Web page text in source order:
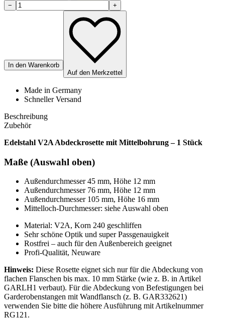
− +
In den Warenkorb
Auf den Merkzettel
Made in Germany
Schneller Versand
Beschreibung
Zubehör
Edelstahl V2A Abdeckrosette mit Mittelbohrung – 1 Stück
Maße (Auswahl oben)
Außendurchmesser 45 mm, Höhe 12 mm
Außendurchmesser 76 mm, Höhe 12 mm
Außendurchmesser 105 mm, Höhe 16 mm
Mittelloch-Durchmesser: siehe Auswahl oben
Material: V2A, Korn 240 geschliffen
Sehr schöne Optik und super Passgenauigkeit
Rostfrei – auch für den Außenbereich geeignet
Profi-Qualität, Neuware
Hinweis: Diese Rosette eignet sich nur für die Abdeckung von
flachen Flanschen bis max. 10 mm Stärke (wie z. B. in Artikel
GARLH1 verbaut). Für die Abdeckung von Befestigungen bei
Garderobenstangen mit Wandflansch (z. B. GAR332621)
verwenden Sie bitte die höhere Ausführung mit Artikelnummer
RG121.